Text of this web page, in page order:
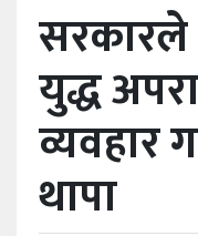
शिक्षा
कृषि
स्वास्थ्य
अर्थ
सरकारले
युद्ध
व्यवहार
थापा